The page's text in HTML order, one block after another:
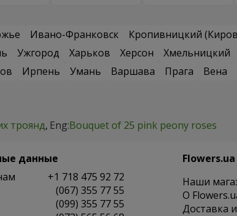
Ивано-Франковск Кропивницкий
Ужгород Харьков Херсон Хмельницкий
Ирпень Умань Варшава Прага Вена
троянд Eng:Bouquet of 25 pink peony roses
данные
+1 718 475 92 72
(067) 355 77 55
(099) 355 77 55
Flowers.ua
Наши
O
Доставка